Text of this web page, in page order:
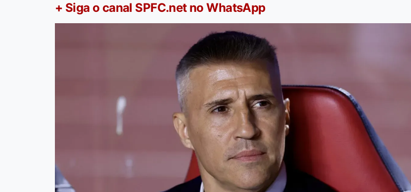
+ Siga o canal SPFC.net no WhatsApp